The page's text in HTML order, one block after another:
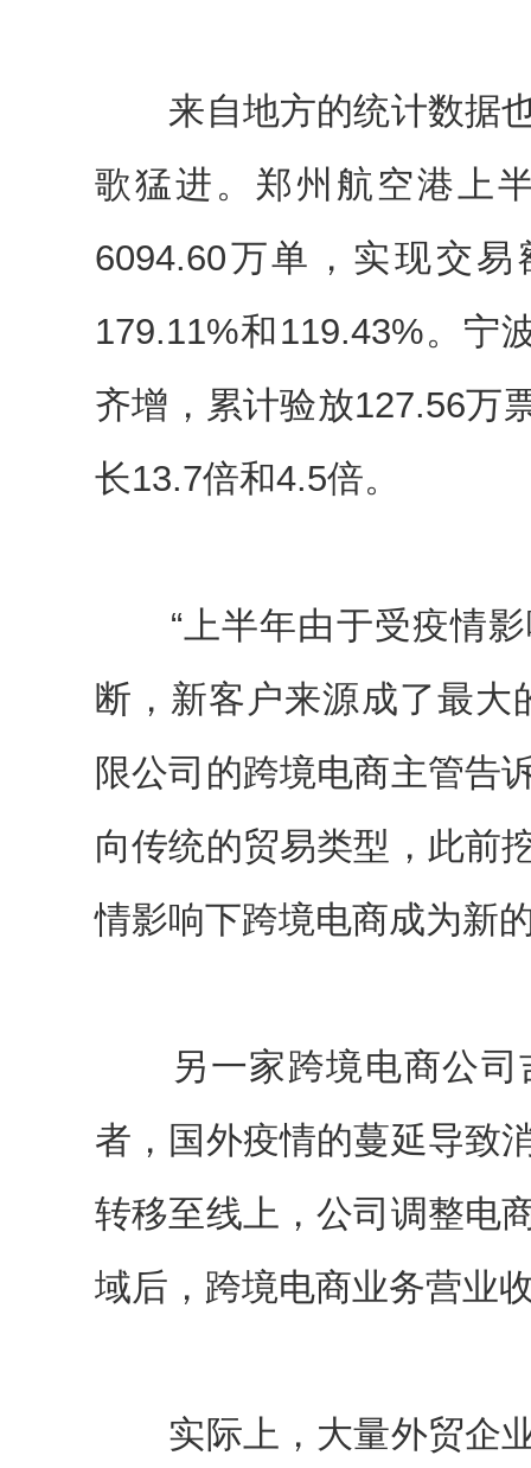
来自地方的统计数据也
歌猛进。郑州航空港上
6094.60万单，实现交
179.11%和119.43%。宁
齐增，累计验放127.56万
长13.7倍和4.5倍。
“上半年由于受疫情影
断，新客户来源成了最大
限公司的跨境电商主管告
向传统的贸易类型，此前
情影响下跨境电商成为新
另一家跨境电商公司
者，国外疫情的蔓延导致
转移至线上，公司调整电
域后，跨境电商业务营业
实际上，大量外贸企业